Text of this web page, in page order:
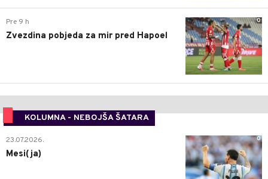
0
Pre 9 h
Zvezdina pobjeda za mir pred Hapoel
KOLUMNA - NEBOJŠA ŠATARA
0
23.07.2026.
Mesi(ja)